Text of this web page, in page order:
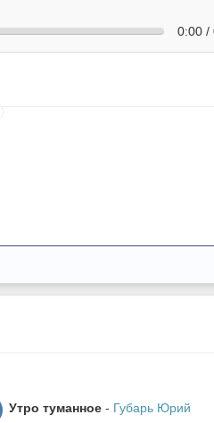
0:00 /
Утро туманное - Губарь Юрий